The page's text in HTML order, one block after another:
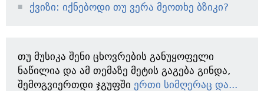
ქვიზი: იქნებოდი თუ ვერა მეოთხე ბზიკი?
თუ მუსიკა შენი ცხოვრების განუყოფელი
ნაწილია და ამ თემაზე მეტის გაგება გინდა,
შემოგვიერთდი ჯგუფში ერთი სიმღერაც და...